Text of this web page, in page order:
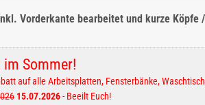
Vorderkante bearbeitet und kurze Köpfe
Sommer!
auf alle Arbeitsplatten, Fensterbänke,
15.07.2026- Beeilt Euch!